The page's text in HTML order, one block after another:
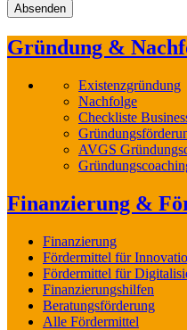
Gründung &
Existenzgründung
Nachfolge
Checkliste
AVGS
Finanzierung &
Finanzierung
Fördermittel für
Fördermittel für
Finanzierungshilfen
Beratungsförderung
Alle Fördermittel